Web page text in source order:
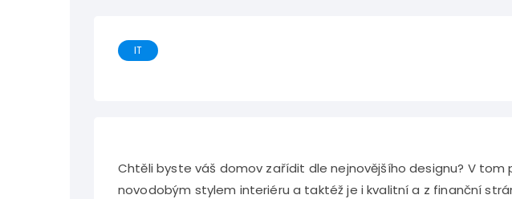
IT
Chtěli byste váš domov zařídit dle nejnovějšího designu? V
novodobým stylem interiéru a taktéž je i kvalitní a z finanční